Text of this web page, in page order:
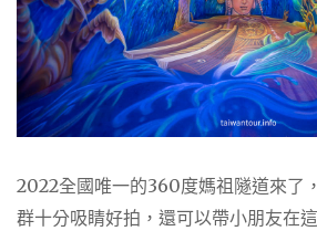
2022全國唯一的360度媽祖隧道來了
群十分吸睛好拍，還可以帶小朋友在